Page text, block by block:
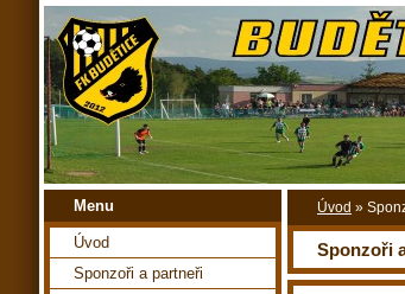
Úvod »
Sponzoři
Menu
Úvod
Sponzoři a partneři